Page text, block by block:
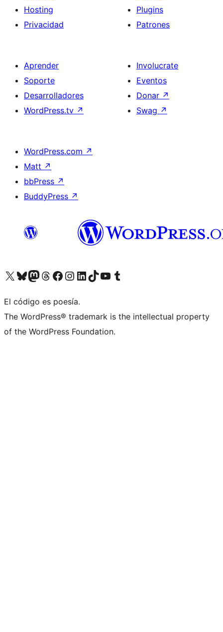
Hosting
Privacidad
Plugins
Patrones
Aprender
Soporte
Desarrolladores
WordPress.tv ↗
Involucrate
Eventos
Donar ↗
Swag ↗
WordPress.com ↗
Matt ↗
bbPress ↗
BuddyPress ↗
Visitá nuestra cuenta de X (anteriormente Twitter)
Visitá nuestra cuenta de Bluesky
Visitá nuestra cuenta de Mastodon
Visitá nuestra cuenta de Threads
Visitá nuestra página de Facebook
Visitá nuestra cuenta de Instagram
Visitá nuestra cuenta de LinkedIn
Visitá nuestra cuenta de TikTok
Visitá nuestro canal de YouTube
Visitá nuestra cuenta de Tumblr
El código es poesía.
The WordPress® trademark is the intellectual property
of the WordPress Foundation.